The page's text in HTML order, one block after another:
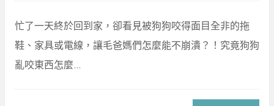
忙了一天終於回到家，卻看見被狗狗咬得面目全非的拖
鞋、家具或電線，讓毛爸媽們怎麼能不崩潰？！究竟狗狗
亂咬東西怎麼…